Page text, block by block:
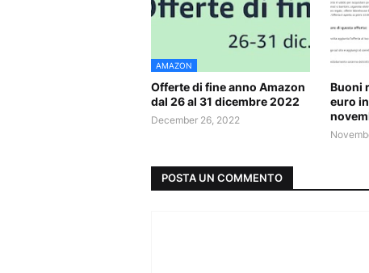
AMAZON
Offerte di fine anno Amazon
dal 26 al 31 dicembre 2022
December 26, 2022
Buoni
euro
POSTA UN COMMENTO